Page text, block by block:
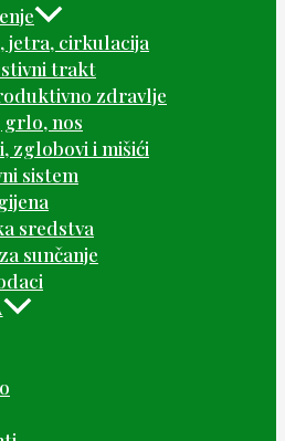
jetra, cirkulacija
trakt
zdravlje
grlo, nos
zglobovi i mišići
sistem
sredstva
sunčanje